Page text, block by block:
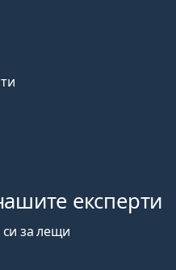
експерти
си за лещи